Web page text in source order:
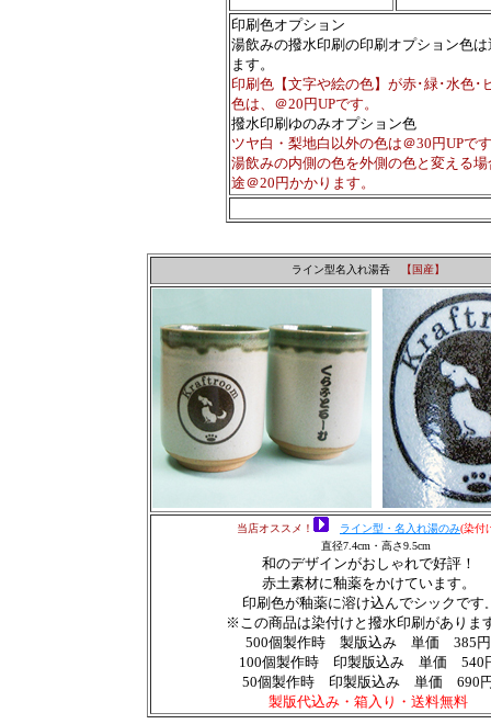
印刷色オプション
湯飲みの撥水印刷の印刷オプション色
ます。
印刷色【文字や絵の色】が赤･緑･水色･
色は、＠20円UPです。
撥水印刷ゆのみオプション色
ツヤ白・梨地白以外の色は＠30円UPで
湯飲みの内側の色を外側の色と変える
途＠20円かかります。
ライン型名入れ湯呑 【国産】
当店オススメ！ ライン型・名入れ湯のみ(染付
直径7.4cm・高さ9.5cm
和のデザインがおしゃれで好評！
赤土素材に釉薬をかけています。
印刷色が釉薬に溶け込んでシックです
※この商品は染付けと撥水印刷がありま
500個製作時 製版込み 単価 385円
100個製作時 印製版込み 単価 540
50個製作時 印製版込み 単価 690
製版代込み・箱入り・送料無料